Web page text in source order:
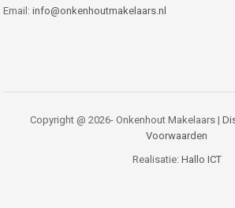
Email: info@onkenhoutmakelaars.nl
Copyright @ 2026- Onkenhout Makelaars |
Voorwaarden
Realisatie: Hallo ICT